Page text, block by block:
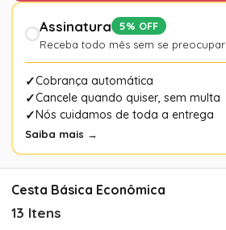
Assinatura
5% OFF
Receba todo mês sem se preocupar
Cobrança automática
Cancele quando quiser, sem multa
Nós cuidamos de toda a entrega
Saiba mais →
Cesta Básica Econômica
13 Itens